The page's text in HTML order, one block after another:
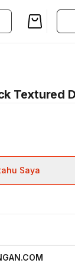
Textured
Saya